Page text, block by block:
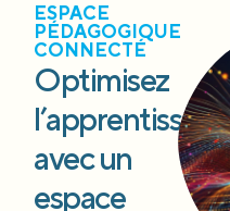
ESPACE
PÉDAGOGIQUE
CONNECTÉ
Optimisez
l’apprentissage
avec un
espace